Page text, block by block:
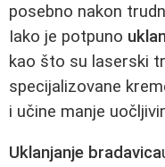
posebno nakon
Iako je potpuno
kao što su laserski
specijalizovane
i učine manje
Uklanjanje bradavica